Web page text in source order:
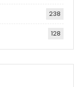
238
128